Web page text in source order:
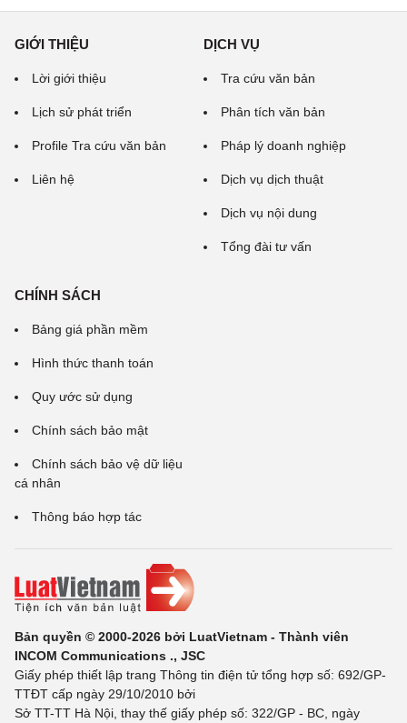
GIỚI THIỆU
Lời giới thiệu
Lịch sử phát triển
Profile Tra cứu văn bản
Liên hệ
DỊCH VỤ
Tra cứu văn bản
Phân tích văn bản
Pháp lý doanh nghiệp
Dịch vụ dịch thuật
Dịch vụ nội dung
Tổng đài tư vấn
CHÍNH SÁCH
Bảng giá phần mềm
Hình thức thanh toán
Quy ước sử dụng
Chính sách bảo mật
Chính sách bảo vệ dữ liệu
cá nhân
Thông báo hợp tác
Bản quyền © 2000-2026 bởi LuatVietnam - Thành viên
INCOM Communications ., JSC
Giấy phép thiết lập trang Thông tin điện tử tổng hợp số: 692/GP-
TTĐT cấp ngày 29/10/2010 bởi
Sở TT-TT Hà Nội, thay thế giấy phép số: 322/GP - BC, ngày